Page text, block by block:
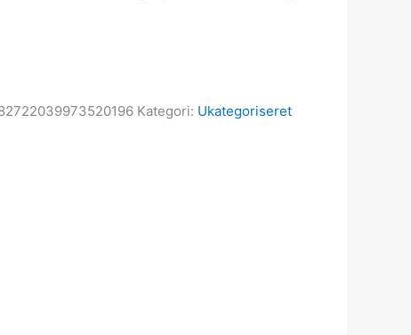
Kategori: Ukategoriseret